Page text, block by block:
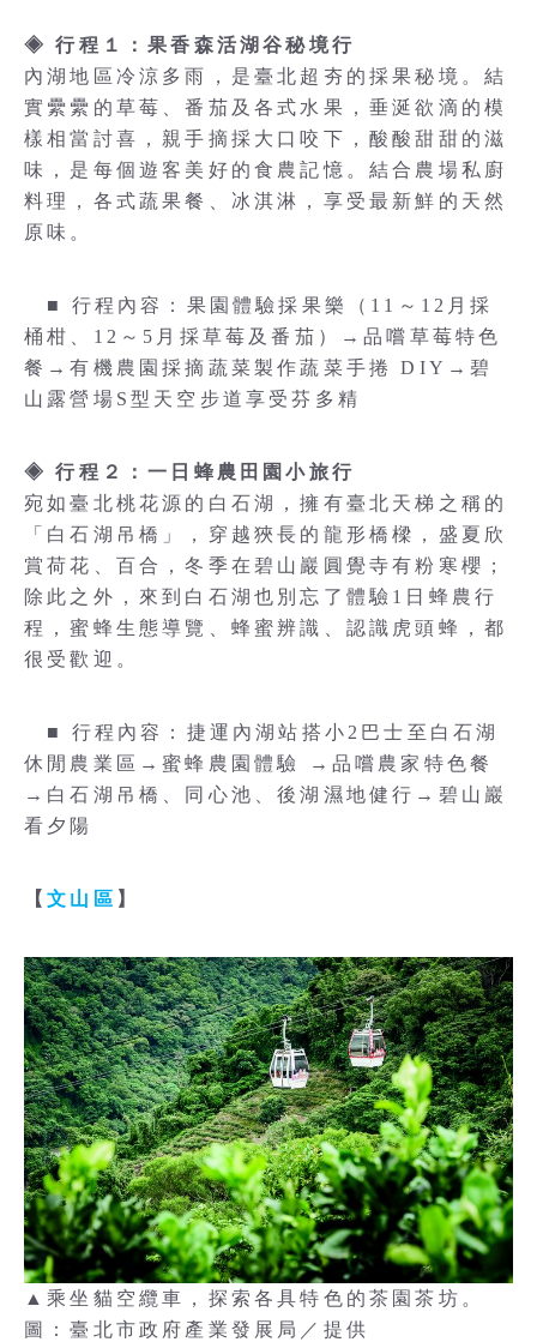
◈ 行程１：果香森活湖谷秘境行
內湖地區冷涼多雨，是臺北超夯的採果秘境。結
實纍纍的草莓、番茄及各式水果，垂涎欲滴的模
樣相當討喜，親手摘採大口咬下，酸酸甜甜的滋
味，是每個遊客美好的食農記憶。結合農場私廚
料理，各式蔬果餐、冰淇淋，享受最新鮮的天然
原味。
■ 行程內容：果園體驗採果樂（11～12月採
桶柑、12～5月採草莓及番茄）→品嚐草莓特色
餐→有機農園採摘蔬菜製作蔬菜手捲 DIY→碧
山露營場S型天空步道享受芬多精
◈ 行程２：一日蜂農田園小旅行
宛如臺北桃花源的白石湖，擁有臺北天梯之稱的
「白石湖吊橋」，穿越狹長的龍形橋樑，盛夏欣
賞荷花、百合，冬季在碧山巖圓覺寺有粉寒櫻；
除此之外，來到白石湖也別忘了體驗1日蜂農行
程，蜜蜂生態導覽、蜂蜜辨識、認識虎頭蜂，都
很受歡迎。
■ 行程內容：捷運內湖站搭小2巴士至白石湖
休閒農業區→蜜蜂農園體驗 →品嚐農家特色餐
→白石湖吊橋、同心池、後湖濕地健行→碧山巖
看夕陽
【文山區 】
▲乘坐貓空纜車，探索各具特色的茶園茶坊。
圖：臺北市政府產業發展局／提供